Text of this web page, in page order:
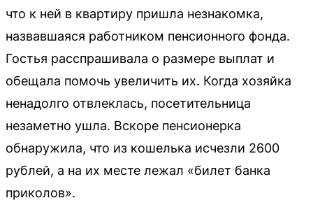
что к ней в квартиру пришла незнакомка,
назвавшаяся работником пенсионного фонда.
Гостья расспрашивала о размере выплат и
обещала помочь увеличить их. Когда хозяйка
ненадолго отвлеклась, посетительница
незаметно ушла. Вскоре пенсионерка
обнаружила, что из кошелька исчезли 2600
рублей, а на их месте лежал «билет банка
приколов».